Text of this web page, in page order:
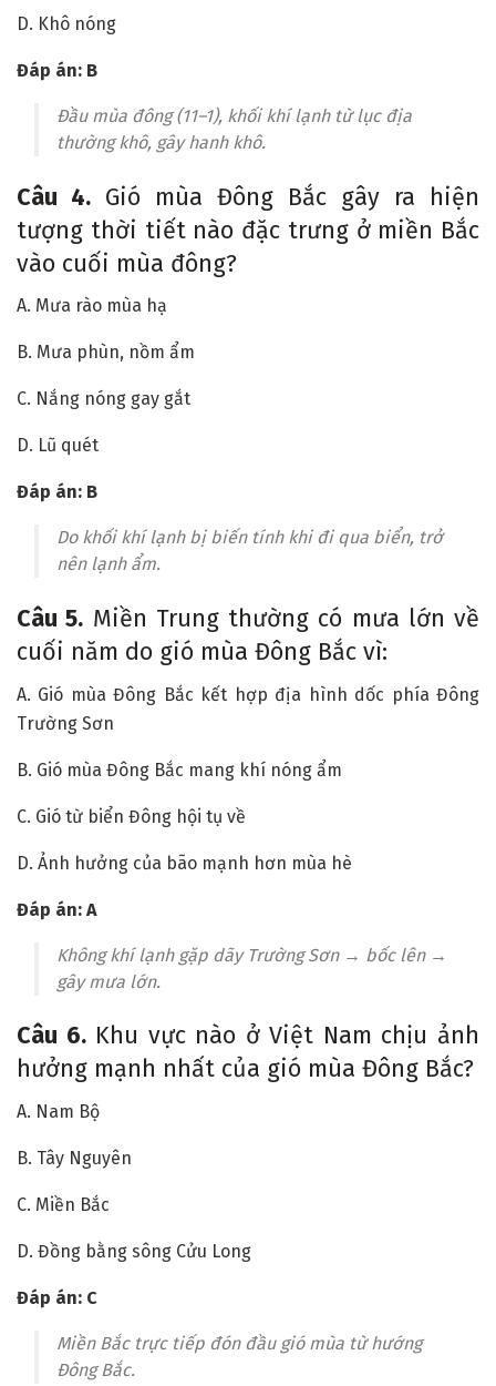
D. Khô nóng
Đáp án: B
Đầu mùa đông (11–1), khối khí lạnh từ lục địa
thường khô, gây hanh khô.
Câu 4. Gió mùa Đông Bắc gây ra hiện
tượng thời tiết nào đặc trưng ở miền Bắc
vào cuối mùa đông?
A. Mưa rào mùa hạ
B. Mưa phùn, nồm ẩm
C. Nắng nóng gay gắt
D. Lũ quét
Đáp án: B
Do khối khí lạnh bị biến tính khi đi qua biển, trở
nên lạnh ẩm.
Câu 5. Miền Trung thường có mưa lớn về
cuối năm do gió mùa Đông Bắc vì:
A. Gió mùa Đông Bắc kết hợp địa hình dốc phía Đông
Trường Sơn
B. Gió mùa Đông Bắc mang khí nóng ẩm
C. Gió từ biển Đông hội tụ về
D. Ảnh hưởng của bão mạnh hơn mùa hè
Đáp án: A
Không khí lạnh gặp dãy Trường Sơn → bốc lên →
gây mưa lớn.
Câu 6.Khu vực nào ở Việt Nam chịu ảnh
hưởng mạnh nhất của gió mùa Đông Bắc?
A. Nam Bộ
B. Tây Nguyên
C. Miền Bắc
D. Đồng bằng sông Cửu Long
Đáp án: C
Miền Bắc trực tiếp đón đầu gió mùa từ hướng
Đông Bắc.